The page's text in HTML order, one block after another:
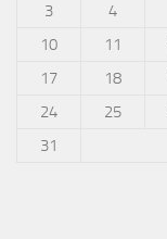
3
4
10
11
17
18
24
25
31